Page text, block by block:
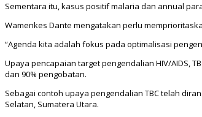
Sementara itu, kasus positif malaria dan annual
Wamenkes Dante mengatakan perlu
“Agenda kita adalah fokus pada optimalisasi
Upaya pencapaian target pengendalian HIV/AIDS,
dan 90% pengobatan.
Sebagai contoh upaya pengendalian TBC telah
Selatan, Sumatera Utara.